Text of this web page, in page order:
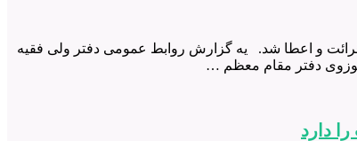
مقام معظم رهبری قرائت و اعطا شد. یه گزارش روابط عمومی دفتر ولی فقیه
دارد